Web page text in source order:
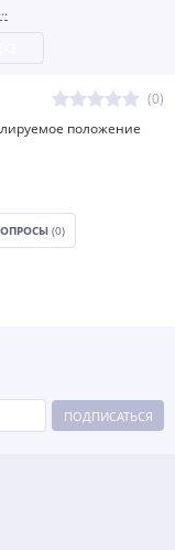
(0)
положение
(0)
ПОДПИСАТЬСЯ